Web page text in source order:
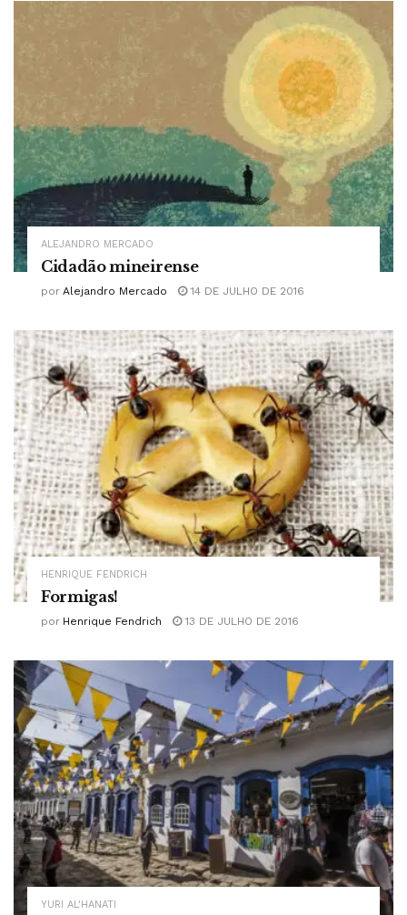
ALEJANDRO MERCADO
Cidadão mineirense
por Alejandro Mercado 14 DE JULHO DE 2016
HENRIQUE FENDRICH
Formigas!
por Henrique Fendrich 13 DE JULHO DE 2016
YURI AL'HANATI